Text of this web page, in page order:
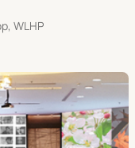
WLHP